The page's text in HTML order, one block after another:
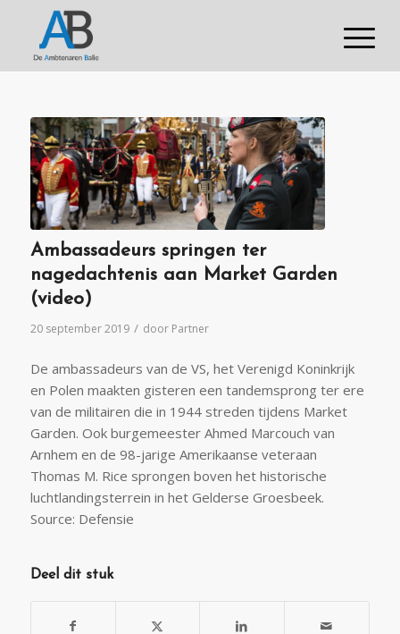
Ambassadeurs springen ter
nagedachtenis aan Market Garden
(video)
20 september 2019 / door Partner
De ambassadeurs van de VS, het Verenigd Koninkrijk
en Polen maakten gisteren een tandemsprong ter ere
van de militairen die in 1944 streden tijdens Market
Garden. Ook burgemeester Ahmed Marcouch van
Arnhem en de 98-jarige Amerikaanse veteraan
Thomas M. Rice sprongen boven het historische
luchtlandingsterrein in het Gelderse Groesbeek.
Source: Defensie
Deel dit stuk